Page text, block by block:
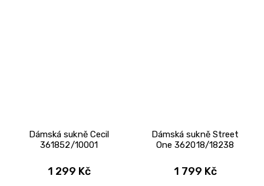
Dámská sukně Cecil
361852/10001
1 299 Kč
Dámská sukně Street
One 362018/18238
1 799 Kč